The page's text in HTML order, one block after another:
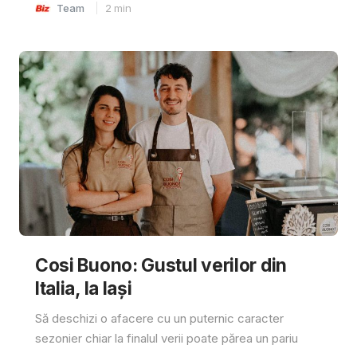
Team 2 min
Cosi Buono: Gustul verilor din
Italia, la Iași
Să deschizi o afacere cu un puternic caracter
sezonier chiar la finalul verii poate părea un pariu